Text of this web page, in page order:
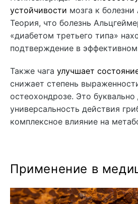
устойчивости мозга к
Теория, что болезнь
«диабетом третьего типа»
подтверждение в
Также чага улучшает
снижает степень
остеохондрозе. Это буквально
универсальность действия
комплексное влияние на
Применение в